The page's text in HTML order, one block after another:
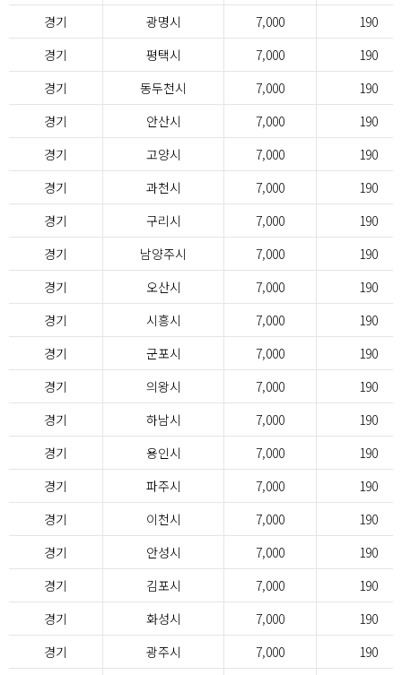
경기
광명시 7,000
190
경기
평택시 7,000
190
경기
동두천시 7,000
190
경기
안산시 7,000
190
경기
고양시 7,000
190
경기
과천시 7,000
190
경기
구리시 7,000
190
경기
남양주시 7,000
190
경기
오산시 7,000
190
경기
시흥시 7,000
190
경기
군포시 7,000
190
경기
의왕시 7,000
190
경기
하남시 7,000
190
경기
용인시 7,000
190
경기
파주시 7,000
190
경기
이천시 7,000
190
경기
안성시 7,000
190
경기
김포시 7,000
190
경기
화성시 7,000
190
경기
광주시 7,000
190